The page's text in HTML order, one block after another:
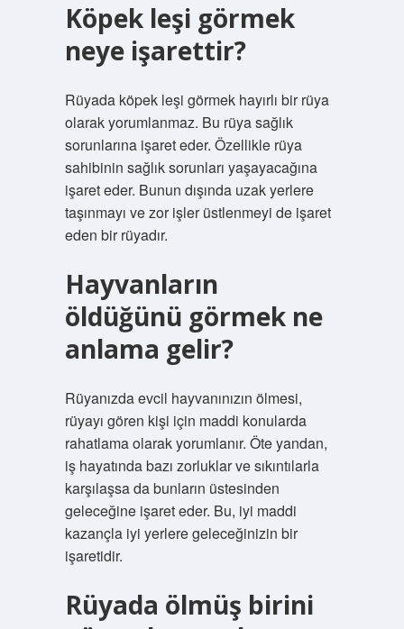
Köpek leşi görmek
neye işarettir?
Rüyada köpek leşi görmek hayırlı bir rüya
olarak yorumlanmaz. Bu rüya sağlık
sorunlarına işaret eder. Özellikle rüya
sahibinin sağlık sorunları yaşayacağına
işaret eder. Bunun dışında uzak yerlere
taşınmayı ve zor işler üstlenmeyi de işaret
eden bir rüyadır.
Hayvanların
öldüğünü görmek ne
anlama gelir?
Rüyanızda evcil hayvanınızın ölmesi,
rüyayı gören kişi için maddi konularda
rahatlama olarak yorumlanır. Öte yandan,
iş hayatında bazı zorluklar ve sıkıntılarla
karşılaşsa da bunların üstesinden
geleceğine işaret eder. Bu, iyi maddi
kazançla iyi yerlere geleceğinizin bir
işaretidir.
Rüyada ölmüş birini